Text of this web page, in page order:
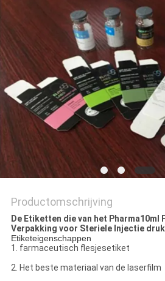
Productomschrijving
De Etiketten die van het Pharma10ml
Verpakking voor Steriele Injectie
Etiketeigenschappen
1. farmaceutisch flesjesetiket
2. Het beste materiaal van de laserfilm